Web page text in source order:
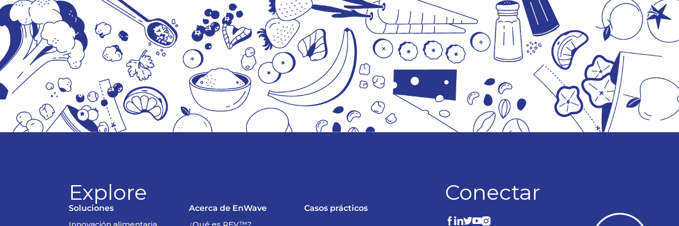
Explore
Soluciones
Innovación alimentaria
Acerca de EnWave
¿Qué es REV™?
Casos prácticos
Conectar